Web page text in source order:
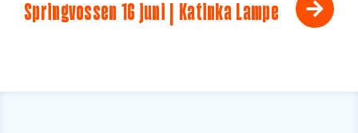
Springvossen 16 juni | Katinka Lampe